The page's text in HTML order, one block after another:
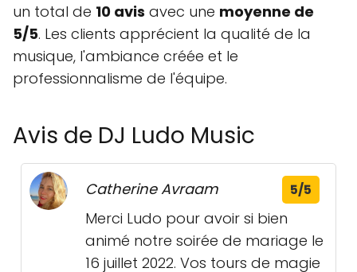
un total de 10 avis avec une moyenne de
5/5. Les clients apprécient la qualité de la
musique, l'ambiance créée et le
professionnalisme de l'équipe.
Avis de DJ Ludo Music
Catherine Avraam 5/5
Merci Ludo pour avoir si bien
animé notre soirée de mariage le
16 juillet 2022. Vos tours de magie